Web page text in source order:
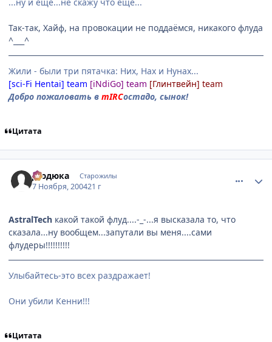
Так-так, Хайф, на провокации не поддаёмся, никакого флуда
^___^
Жили - были три пятачка: Них, Нах и Нунах...
[sci-Fi Hentai] team [iNdiGo] team [Глинтвейн] team
Добро пожаловать в mIRCостадо, сынок!
Цитата
Дюдюка Старожилы
7 Ноября, 200421 г
AstralTech какой такой флуд....-_-...я высказала то, что
сказала...ну вообщем...запутали вы меня....сами
флудеры!!!!!!!!!!
Улыбайтесь-это всех раздражает!
Они убили Кенни!!!
Цитата